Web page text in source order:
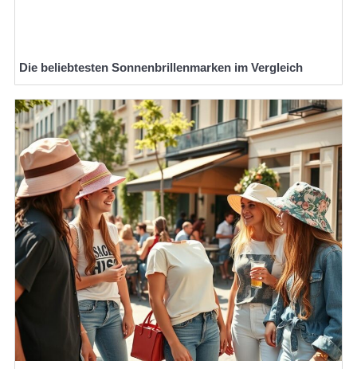
Die beliebtesten Sonnenbrillenmarken im Vergleich